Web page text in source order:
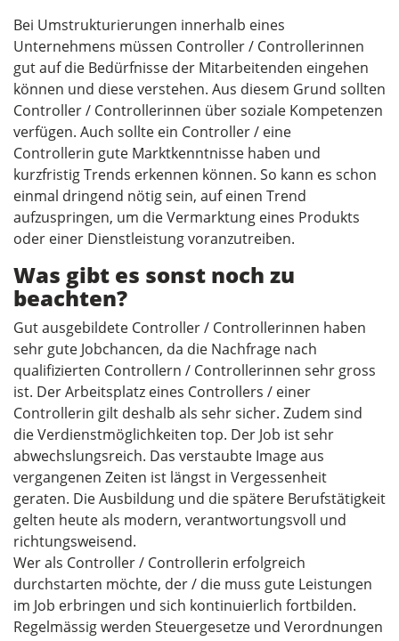
Bei Umstrukturierungen innerhalb eines
Unternehmens müssen Controller / Controllerinnen
gut auf die Bedürfnisse der Mitarbeitenden eingehen
können und diese verstehen. Aus diesem Grund sollten
Controller / Controllerinnen über soziale Kompetenzen
verfügen. Auch sollte ein Controller / eine
Controllerin gute Marktkenntnisse haben und
kurzfristig Trends erkennen können. So kann es schon
einmal dringend nötig sein, auf einen Trend
aufzuspringen, um die Vermarktung eines Produkts
oder einer Dienstleistung voranzutreiben.
Was gibt es sonst noch zu
beachten?
Gut ausgebildete Controller / Controllerinnen haben
sehr gute Jobchancen, da die Nachfrage nach
qualifizierten Controllern / Controllerinnen sehr gross
ist. Der Arbeitsplatz eines Controllers / einer
Controllerin gilt deshalb als sehr sicher. Zudem sind
die Verdienstmöglichkeiten top. Der Job ist sehr
abwechslungsreich. Das verstaubte Image aus
vergangenen Zeiten ist längst in Vergessenheit
geraten. Die Ausbildung und die spätere Berufstätigkeit
gelten heute als modern, verantwortungsvoll und
richtungsweisend.
Wer als Controller / Controllerin erfolgreich
durchstarten möchte, der / die muss gute Leistungen
im Job erbringen und sich kontinuierlich fortbilden.
Regelmässig werden Steuergesetze und Verordnungen